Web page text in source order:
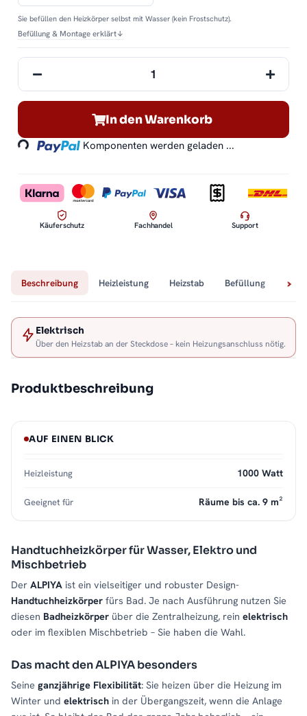
Sie befüllen den Heizkörper selbst mit Wasser (kein Frostschutz).
Befüllung & Montage erklärt↓
In den Warenkorb
Loading... Komponenten werden geladen ...
Käuferschutz Fachhandel Support
Beschreibung Heizleistung Heizstab Befüllung
Elektrisch
Über den Heizstab an der Steckdose – kein Heizungsanschluss nötig.
Produktbeschreibung
Handtuchheizkörper für Wasser, Elektro und
Mischbetrieb
Der ALPIYA ist ein vielseitiger und robuster Design-
Handtuchheizkörper fürs Bad. Je nach Ausführung nutzen Sie
diesen Badheizkörper über die Zentralheizung, rein elektrisch
oder im flexiblen Mischbetrieb – Sie haben die Wahl.
Das macht den ALPIYA besonders
Seine ganzjährige Flexibilität: Sie heizen über die Heizung im
Winter und elektrisch in der Übergangszeit, wenn die Anlage
AUF EINEN BLICK
Heizleistung 1000 Watt
Geeignet für Räume bis ca. 9 m²